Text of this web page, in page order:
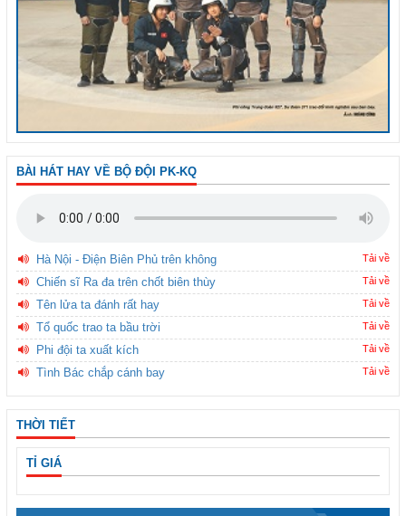
BÀI HÁT HAY VỀ BỘ ĐỘI PK-KQ
Hà Nội - Điện Biên Phủ trên không Tải về
Chiến sĩ Ra đa trên chốt biên thùy Tải về
Tên lửa ta đánh rất hay Tải về
Tổ quốc trao ta bầu trời Tải về
Phi đội ta xuất kích Tải về
Tình Bác chắp cánh bay Tải về
THỜI TIẾT
TỈ GIÁ